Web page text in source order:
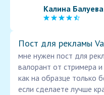
Калина Балуева
Пост для рекламы
мне нужен пост для
валорант от стримера
как на образце только
если сделаете лучше